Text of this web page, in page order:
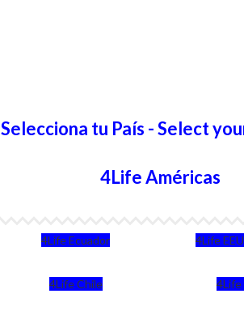
Selecciona tu País - Select
4Life Américas
4Life Ecuador 4Life
4Life Chile 4Life